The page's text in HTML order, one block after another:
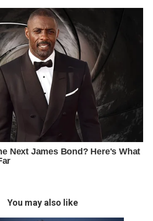
You may also like